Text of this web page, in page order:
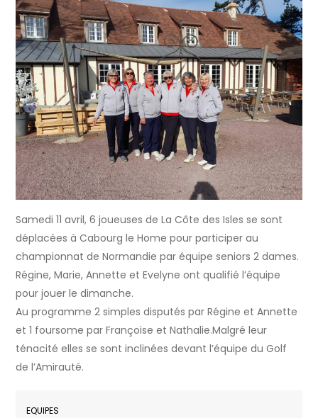
Samedi 11 avril, 6 joueuses de La Côte des Isles se sont
déplacées à Cabourg le Home pour participer au
championnat de Normandie par équipe seniors 2 dames.
Régine, Marie, Annette et Evelyne ont qualifié l’équipe
pour jouer le dimanche.
Au programme 2 simples disputés par Régine et Annette
et 1 foursome par Françoise et Nathalie.Malgré leur
ténacité elles se sont inclinées devant l’équipe du Golf
de l’Amirauté.
EQUIPES